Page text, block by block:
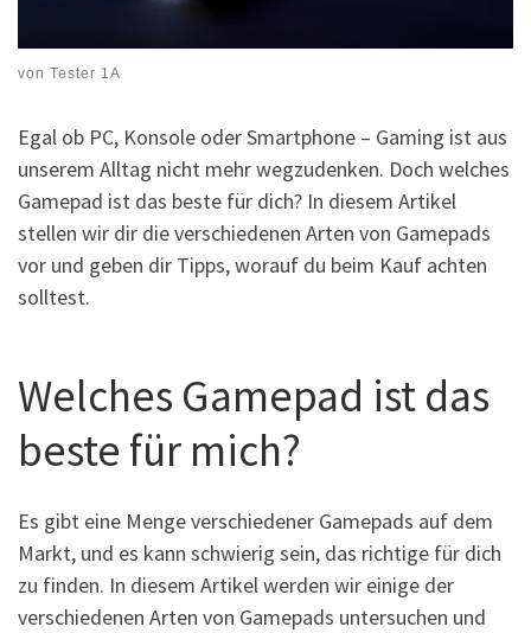
von Tester 1A
Egal ob PC, Konsole oder Smartphone – Gaming ist aus
unserem Alltag nicht mehr wegzudenken. Doch welches
Gamepad ist das beste für dich? In diesem Artikel
stellen wir dir die verschiedenen Arten von Gamepads
vor und geben dir Tipps, worauf du beim Kauf achten
solltest.
Welches Gamepad ist das
beste für mich?
Es gibt eine Menge verschiedener Gamepads auf dem
Markt, und es kann schwierig sein, das richtige für dich
zu finden. In diesem Artikel werden wir einige der
verschiedenen Arten von Gamepads untersuchen und